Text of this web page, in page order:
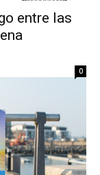
entre las
0